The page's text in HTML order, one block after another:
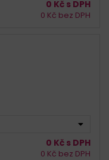
0 Kč s DPH
0 Kč bez DPH
0 Kč s DPH
0 Kč bez DPH